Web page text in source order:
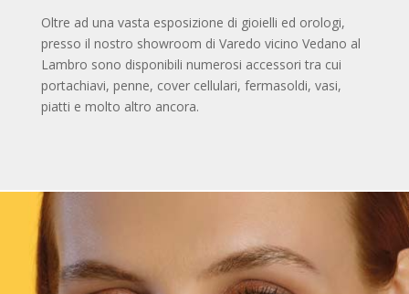
Oltre ad una vasta esposizione di gioielli ed orologi,
presso il nostro showroom di Varedo vicino Vedano al
Lambro sono disponibili numerosi accessori tra cui
portachiavi, penne, cover cellulari, fermasoldi, vasi,
piatti e molto altro ancora.